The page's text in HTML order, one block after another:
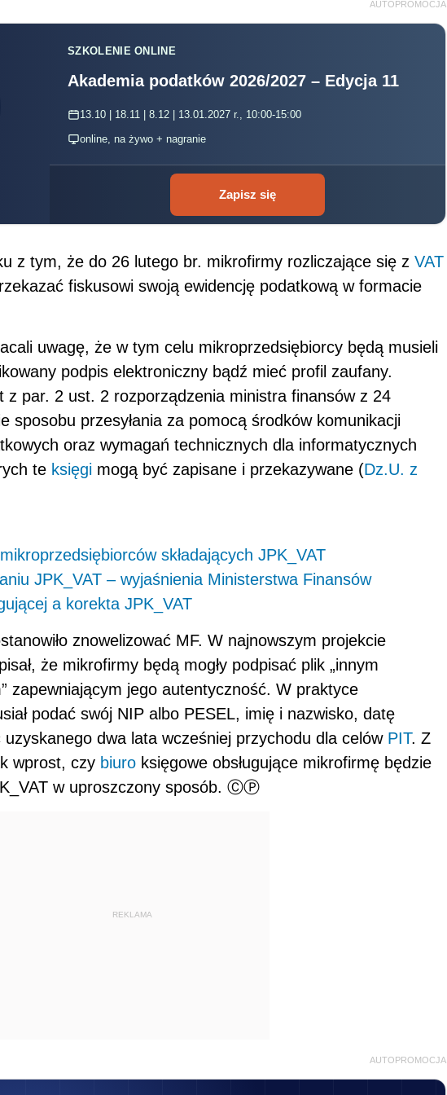
AUTOPROMOCJA
SZKOLENIE ONLINE
Akademia podatków 2026/2027 – Edycja 11
13.10 | 18.11 | 8.12 | 13.01.2027 r., 10:00-15:00
online, na żywo + nagranie
Zapisz się
z tym, że do 26 lutego br. mikrofirmy rozliczające się z VAT
fiskusowi swoją ewidencję podatkową w formacie
uwagę, że w tym celu mikroprzedsiębiorcy będą musieli
podpis elektroniczny bądź mieć profil zaufany.
z par. 2 ust. 2 rozporządzenia ministra finansów z 24
sposobu przesyłania za pomocą środków komunikacji
oraz wymagań technicznych dla informatycznych
te księgi mogą być zapisane i przekazywane (Dz.U. z
składających JPK_VAT
JPK_VAT – wyjaśnienia Ministerstwa Finansów
a korekta JPK_VAT
znowelizować MF. W najnowszym projekcie
że mikrofirmy będą mogły podpisać plik „innym
zapewniającym jego autentyczność. W praktyce
podać swój NIP albo PESEL, imię i nazwisko, datę
dwa lata wcześniej przychodu dla celów PIT. Z
wprost, czy biuro księgowe obsługujące mikrofirmę będzie
w uproszczony sposób. ⒸⓅ
REKLAMA
AUTOPROMOCJA